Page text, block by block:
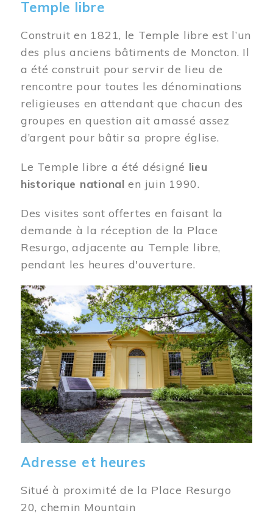
Temple libre
Construit en 1821, le Temple libre est l’un
des plus anciens bâtiments de Moncton. Il
a été construit pour servir de lieu de
rencontre pour toutes les dénominations
religieuses en attendant que chacun des
groupes en question ait amassé assez
d’argent pour bâtir sa propre église.
Le Temple libre a été désigné lieu
historique national en juin 1990.
Des visites sont offertes en faisant la
demande à la réception de la Place
Resurgo, adjacente au Temple libre,
pendant les heures d'ouverture.
Image
Adresse et heures
Situé à proximité de la Place Resurgo
20, chemin Mountain